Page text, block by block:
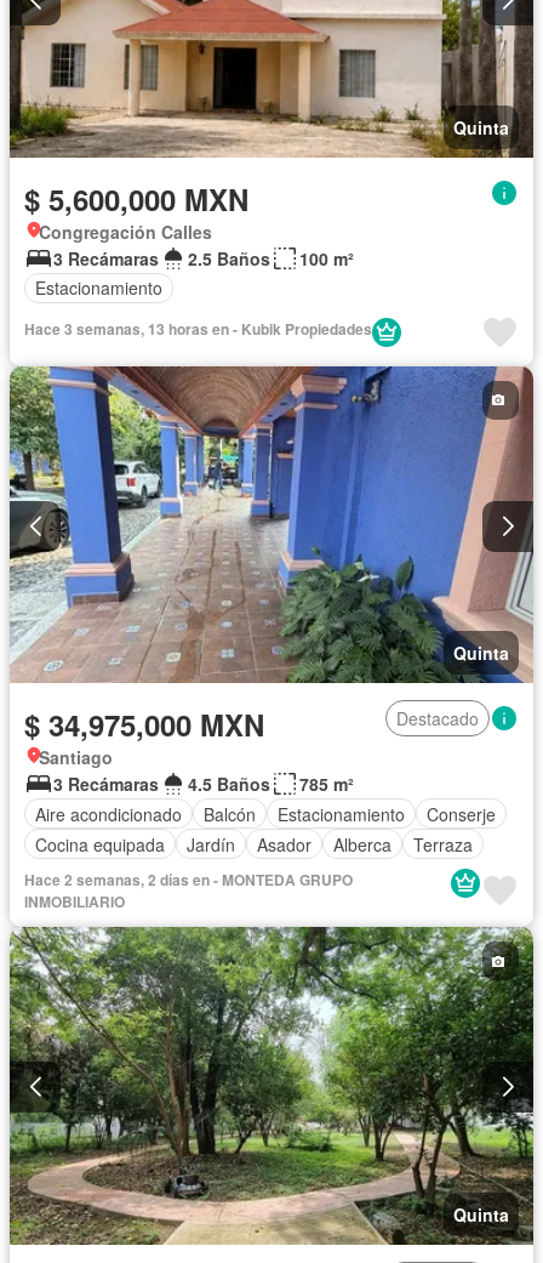
Quinta
$ 5,600,000 MXN
Congregación Calles
3 Recámaras
2.5 Baños
100 m²
Estacionamiento
Hace 3 semanas, 13 horas en - Kubik Propiedades
Quinta
$ 34,975,000 MXN
Destacado
Santiago
3 Recámaras
4.5 Baños
785 m²
Aire acondicionado
Balcón Estacionamiento
Conserje
Cocina equipada
Jardín Asador Alberca Terraza
Hace 2 semanas, 2 días en - MONTEDA GRUPO
INMOBILIARIO
Quinta